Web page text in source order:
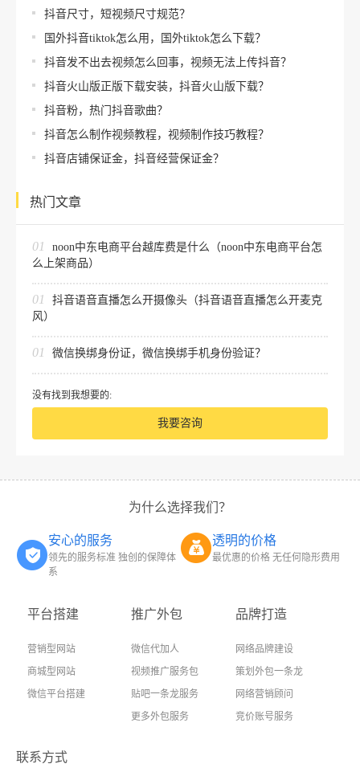
抖音尺寸，短视频尺寸规范？
国外抖音tiktok怎么用，国外tiktok怎么下载？
抖音发不出去视频怎么回事，视频无法上传抖音？
抖音火山版正版下载安装，抖音火山版下载？
抖音粉，热门抖音歌曲？
抖音怎么制作视频教程，视频制作技巧教程？
抖音店铺保证金，抖音经营保证金？
热门文章
01
noon中东电商平台越库费是什么（noon中东电商平台怎
么上架商品）
01
抖音语音直播怎么开摄像头（抖音语音直播怎么开麦克
风）
01 微信换绑身份证，微信换绑手机身份验证？
没有找到我想要的:
我要咨询
为什么选择我们？
安心的服务
领先的服务标准 独创的保障体
系
透明的价格
最优惠的价格 无任何隐形费用
平台搭建
营销型网站
商城型网站
微信平台搭建
推广外包
微信代加人
视频推广服务包
贴吧一条龙服务
更多外包服务
品牌打造
网络品牌建设
策划外包一条龙
网络营销顾问
竞价账号服务
联系方式